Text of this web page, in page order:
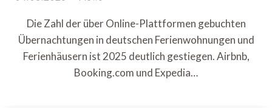
Die Zahl der über Online-Plattformen gebuchten
Übernachtungen in deutschen Ferienwohnungen und
Ferienhäusern ist 2025 deutlich gestiegen. Airbnb,
Booking.com und Expedia…